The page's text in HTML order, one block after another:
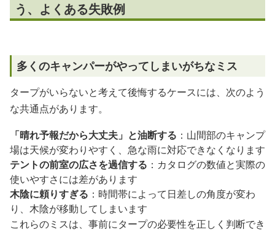
う、よくある失敗例
多くのキャンパーがやってしまいがちなミス
タープがいらないと考えて後悔するケースには、次のよう
な共通点があります。
「晴れ予報だから大丈夫」と油断する ：山間部のキャンプ
場は天候が変わりやすく、急な雨に対応できなくなります
テントの前室の広さを過信する ：カタログの数値と実際の
使いやすさには差があります
木陰に頼りすぎる ：時間帯によって日差しの角度が変わ
り、木陰が移動してしまいます
これらのミスは、事前にタープの必要性を正しく判断でき